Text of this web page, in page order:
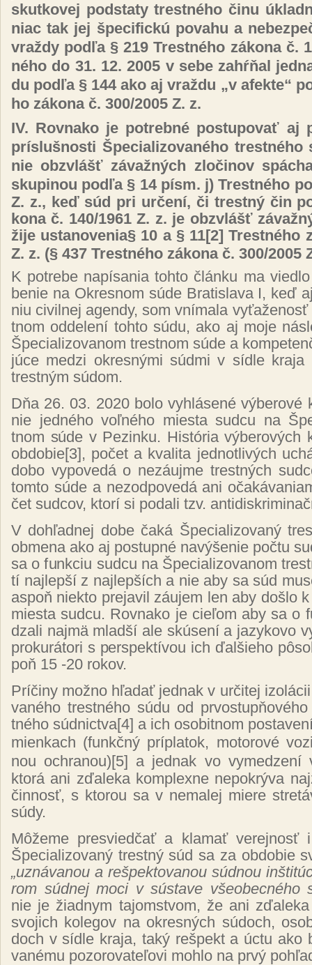
skut­ko­vej pod­sta­ty tres­tné­ho či­nu
niac tak jej špe­ci­fic­kú po­va­hu a
vraž­dy pod­ľa § 219 Tres­tné­ho zá­ko­na č.
né­ho do 31. 12. 2005 v se­be za­hŕňal
du pod­ľa § 144 ako aj vraž­du „v afek­te“
ho zá­ko­na č. 300/2005 Z. z.
IV. Rov­na­ko je pot­reb­né pos­tu­po­vať aj
prís­luš­nos­ti Špe­cia­li­zo­va­né­ho
nie obzvlášť zá­važ­ných zlo­či­nov
sku­pi­nou pod­ľa § 14 písm. j) Tres­tné­ho
Z. z., keď súd pri ur­če­ní, či trest­ný čin
ko­na č. 140/1961 Z. z. je obzvlášť
ži­je us­ta­no­ve­nia§ 10 a § 11[2] Tres­tné­ho
Z. z. (§ 437 Tres­tné­ho zá­ko­na č. 300/2005
K pot­re­be na­pí­sa­nia toh­to člán­ku ma
be­nie na Ok­res­nom sú­de Bra­tis­la­va I, keď
niu ci­vil­nej agen­dy, som vní­ma­la
tnom od­de­le­ní toh­to sú­du, ako aj mo­je
Špe­cia­li­zo­va­nom tres­tnom sú­de a
jú­ce me­dzi ok­res­ný­mi súd­mi v síd­le kra­ja
tres­tným sú­dom.
Dňa 26. 03. 2020 bo­lo vy­hlá­se­né
nie jed­né­ho voľ­né­ho mies­ta sud­cu na
tnom sú­de v Pe­zin­ku. His­tó­ria vý­be­ro­vých
ob­do­bie[3], po­čet a kva­li­ta jed­not­li­vých
do­bo vy­po­ve­dá o ne­záuj­me tres­tných
tom­to sú­de a ne­zod­po­ve­dá ani
čet sud­cov, kto­rí si po­da­li tzv.
V doh­ľad­nej do­be ča­ká Špe­cia­li­zo­va­ný
ob­me­na ako aj pos­tup­né na­vý­še­nie poč­tu
sa o fun­kciu sud­cu na Špe­cia­li­zo­va­nom
tí naj­lep­ší z naj­lep­ších a nie aby sa súd
as­poň niek­to pre­ja­vil zá­ujem len aby doš­lo
mies­ta sud­cu. Rov­na­ko je cie­ľom aby sa o
dza­li naj­mä mlad­ší ale skú­se­ní a ja­zy­ko­vo
pro­ku­rá­to­ri s per­spek­tí­vou ich ďal­šie­ho
poň 15 -20 ro­kov.
Prí­či­ny mož­no hľa­dať jed­nak v ur­či­tej
va­né­ho tres­tné­ho sú­du od
tné­ho súd­nic­tva[4] a ich oso­bit­nom
mien­kach (funkč­ný príp­la­tok, mo­to­ro­vé
nou ochra­nou)[5] a jed­nak vo vy­me­dze­ní
kto­rá ani zďa­le­ka kom­plexne ne­pok­rý­va
čin­nosť, s kto­rou sa v ne­ma­lej mie­re
sú­dy.
Mô­že­me pres­vied­čať a kla­mať ve­rej­nosť
Špe­cia­li­zo­va­ný trest­ný súd sa za ob­do­bie
„uz­ná­va­nou a reš­pek­to­va­nou súd­nou
rom súd­nej mo­ci v sús­ta­ve všeo­bec­né­ho
nie je žiad­nym ta­jom­stvom, že ani
svo­jich ko­le­gov na ok­res­ných sú­doch,
doch v síd­le kra­ja, ta­ký reš­pekt a úc­tu ako
va­né­mu po­zo­ro­va­te­ľo­vi moh­lo na pr­vý